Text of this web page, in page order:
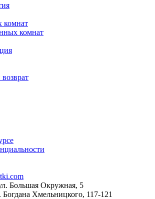
комнат
комнат
Большая Окружная, 5
Хмельницкого, 117-121